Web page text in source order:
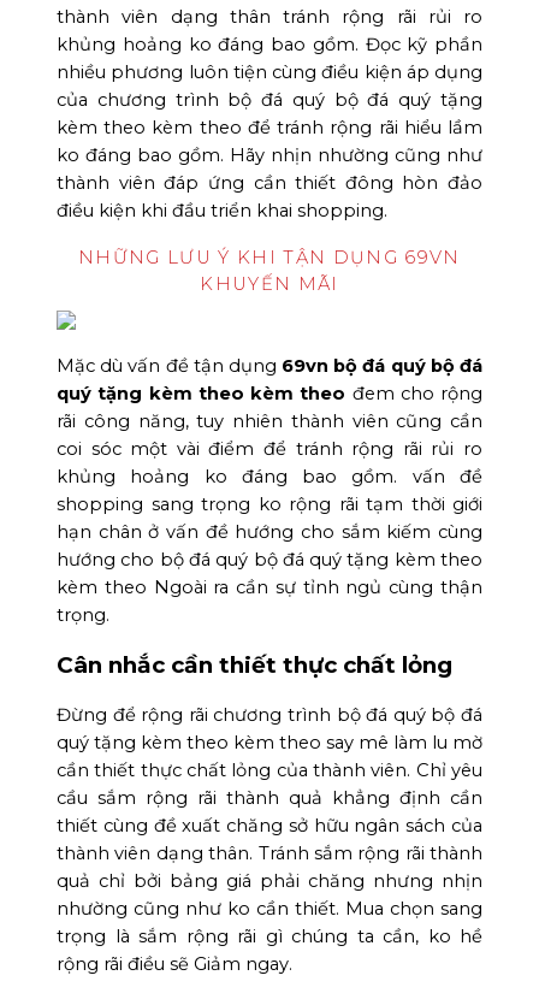
thành viên dạng thân tránh rộng rãi rủi ro
khủng hoảng ko đáng bao gồm. Đọc kỹ phần
nhiều phương luôn tiện cùng điều kiện áp dụng
của chương trình bộ đá quý bộ đá quý tặng
kèm theo kèm theo để tránh rộng rãi hiểu lầm
ko đáng bao gồm. Hãy nhịn nhường cũng như
thành viên đáp ứng cần thiết đông hòn đảo
điều kiện khi đầu triển khai shopping.
NHỮNG LƯU Ý KHI TẬN DỤNG 69VN
KHUYẾN MÃI
Mặc dù vấn đề tận dụng 69vn bộ đá quý bộ đá
quý tặng kèm theo kèm theo đem cho rộng
rãi công năng, tuy nhiên thành viên cũng cần
coi sóc một vài điểm để tránh rộng rãi rủi ro
khủng hoảng ko đáng bao gồm. vấn đề
shopping sang trọng ko rộng rãi tạm thời giới
hạn chân ở vấn đề hướng cho sắm kiếm cùng
hướng cho bộ đá quý bộ đá quý tặng kèm theo
kèm theo Ngoài ra cần sự tỉnh ngủ cùng thận
trọng.
Cân nhắc cần thiết thực chất lỏng
Đừng để rộng rãi chương trình bộ đá quý bộ đá
quý tặng kèm theo kèm theo say mê làm lu mờ
cần thiết thực chất lỏng của thành viên. Chỉ yêu
cầu sắm rộng rãi thành quả khẳng định cần
thiết cùng đề xuất chăng sở hữu ngân sách của
thành viên dạng thân. Tránh sắm rộng rãi thành
quả chỉ bởi bảng giá phải chăng nhưng nhịn
nhường cũng như ko cần thiết. Mua chọn sang
trọng là sắm rộng rãi gì chúng ta cần, ko hề
rộng rãi điều sẽ Giảm ngay.